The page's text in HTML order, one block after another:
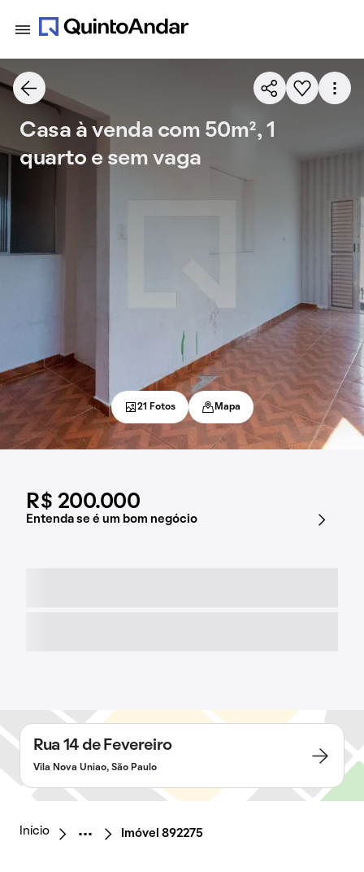
R$ 200.000
Entenda se é um bom negócio
Casa à venda com 50m², 1
quarto e sem vaga
21 Fotos Mapa
Rua 14 de Fevereiro
Vila Nova Uniao, São Paulo
Início Imóvel 892275